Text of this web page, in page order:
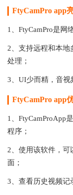
FtyCamPro app
1、FtyCamPro是网
2、支持远程和本
处理；
3、UI少而精，音视
FtyCamPro app
1、FtyCamProApp
程序；
2、使用该软件，
面；
3、查看历史视频记